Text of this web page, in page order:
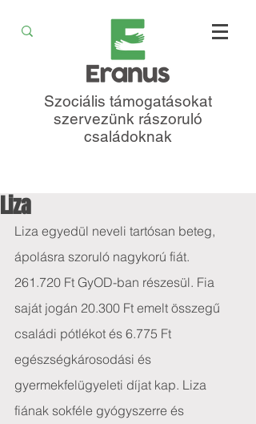
Szociális támogatásokat
szervezünk rászoruló
családoknak
Liza
Liza egyedül neveli tartósan beteg,
ápolásra szoruló nagykorú fiát.
261.720 Ft GyOD-ban részesül. Fia
saját jogán 20.300 Ft emelt összegű
családi pótlékot és 6.775 Ft
egészségkárosodási és
gyermekfelügyeleti díjat kap. Liza
fiának sokféle gyógyszerre és